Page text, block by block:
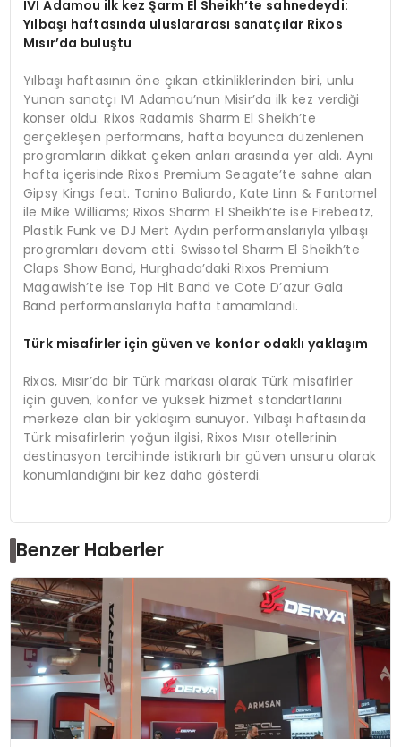
IVI Adamou ilk kez Şarm El Sheikh’te sahnedeydi:
Yılbaşı haftasında uluslararası sanatçılar Rixos
Mısır’da buluştu
Yılbaşı haftasının öne çıkan etkinliklerinden biri, unlu
Yunan sanatçı IVI Adamou’nun Misir’da ilk kez verdiği
konser oldu. Rixos Radamis Sharm El Sheikh’te
gerçekleşen performans, hafta boyunca düzenlenen
programların dikkat çeken anları arasında yer aldı. Aynı
hafta içerisinde Rixos Premium Seagate’te sahne alan
Gipsy Kings feat. Tonino Baliardo, Kate Linn & Fantomel
ile Mike Williams; Rixos Sharm El Sheikh’te ise Firebeatz,
Plastik Funk ve DJ Mert Aydın performanslarıyla yılbaşı
programları devam etti. Swissotel Sharm El Sheikh’te
Claps Show Band, Hurghada’daki Rixos Premium
Magawish’te ise Top Hit Band ve Cote D’azur Gala
Band performanslarıyla hafta tamamlandı.
Türk misafirler için güven ve konfor odaklı yaklaşım
Rixos, Mısır’da bir Türk markası olarak Türk misafirler
için güven, konfor ve yüksek hizmet standartlarını
merkeze alan bir yaklaşım sunuyor. Yılbaşı haftasında
Türk misafirlerin yoğun ilgisi, Rixos Mısır otellerinin
destinasyon tercihinde istikrarlı bir güven unsuru olarak
konumlandığını bir kez daha gösterdi.
Benzer Haberler